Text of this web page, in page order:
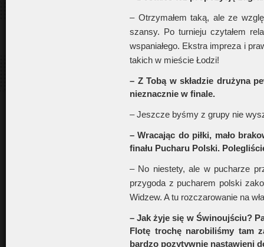
– Otrzymałem taką, ale ze
szansy. Po turnieju czytałem
wspaniałego. Ekstra impreza i
takich w mieście Łodzi!
– Z Tobą w składzie drużyna
nieznacznie w finale.
– Jeszcze byśmy z grupy nie
– Wracając do piłki, mało
finału Pucharu Polski.
– No niestety, ale w pucharze
przygoda z pucharem polski
Widzew. A tu rozczarowanie na
– Jak żyje się w Świnoujściu?
Flotę trochę narobiliśmy tam
bardzo pozytywnie nastawieni